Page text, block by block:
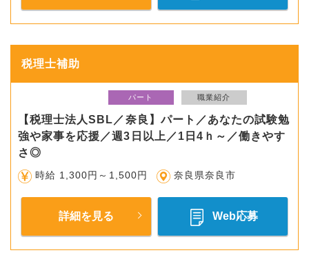
税理士補助
パート 職業紹介
【税理士法人SBL／奈良】パート／あなたの試験勉
強や家事を応援／週3日以上／1日4ｈ～／働きやす
さ◎
時給 1,300円～1,500円 奈良県奈良市
詳細を見る Web応募